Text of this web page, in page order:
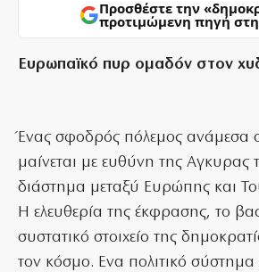
Προσθέστε την
προτιμώμενη πηγή
Ευρωπαϊκό πυρ ομαδόν στον
Ένας σφοδρός πόλεμος ανάμεσα
μαίνεται με ευθύνη της Αγκυρας
διάστημα μεταξύ Ευρώπης και
Η ελευθερία της έκφρασης, το
συστατικό στοιχείο της
τον κόσμο. Ενα πολιτικό σύστημα